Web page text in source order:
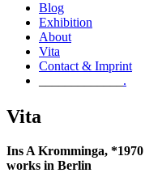
Blog
Exhibition
About
Vita
Contact & Imprint
.
Vita
Ins A Kromminga,
works in Berlin